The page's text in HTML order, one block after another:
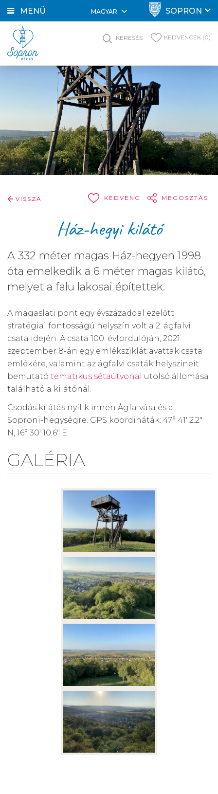
MENÜ MAGYAR SOPRON
KERESÉS KEDVENCEK (0)
VISSZA KEDVENC MEGOSZTÁS
Ház-hegyi kilátó
A 332 méter magas Ház-hegyen 1998
óta emelkedik a 6 méter magas kilátó,
melyet a falu lakosai építettek.
A magaslati pont egy évszázaddal ezelőtt
stratégiai fontosságú helyszín volt a 2. ágfalvi
csata idején. A csata 100. évfordulóján, 2021.
szeptember 8-án egy emléksziklát avattak csata
emlékére, valamint az ágfalvi csaták helyszíneit
bemutató tematikus sétaútvonal
utolsó állomása
található a kilátónál.
Csodás kilátás nyílik innen Ágfalvára és a
Soproni-hegységre. GPS koordináták: 47° 41' 2.2"
N, 16° 30' 10.6" E
GALÉRIA